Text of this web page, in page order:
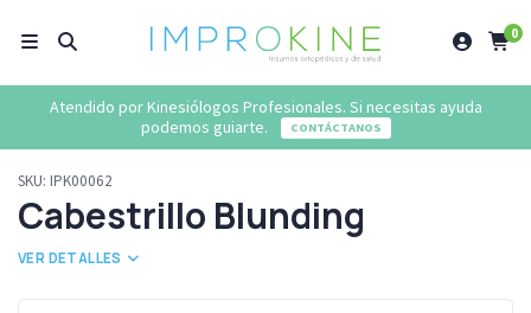
0
Atendido por Kinesiólogos Profesionales. Si necesitas ayuda
podemos guiarte.
CONTÁCTANOS
SKU: IPK00062
Cabestrillo Blunding
VER DETALLES